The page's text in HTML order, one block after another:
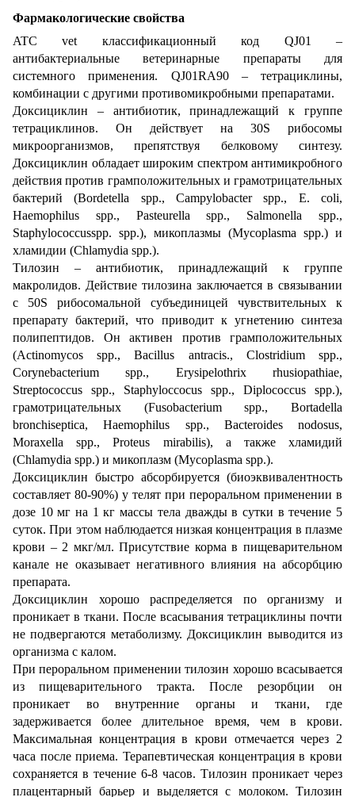
Фармакологические свойства
ATC vet классификационный код QJ01 –
антибактериальные ветеринарные препараты для
системного применения. QJ01RA90 – тетрациклины,
комбинации с другими противомикробными препаратами.
Доксициклин – антибиотик, принадлежащий к группе
тетрациклинов. Он действует на 30S рибосомы
микроорганизмов, препятствуя белковому синтезу.
Доксициклин обладает широким спектром антимикробного
действия против грамположительных и грамотрицательных
бактерий (Bordetella spp., Campylobacter spp., E. coli,
Haemophilus spp., Pasteurella spp., Salmonella spp.,
Staphylococcusspp. spp.), микоплазмы (Mycoplasma spp.) и
хламидии (Chlamydia spp.).
Тилозин – антибиотик, принадлежащий к группе
макролидов. Действие тилозина заключается в связывании
с 50S рибосомальной субъединицей чувствительных к
препарату бактерий, что приводит к угнетению синтеза
полипептидов. Он активен против грамположительных
(Actinomycos spp., Bacillus antracis., Clostridium spp.,
Corynebacterium spp., Erysipelothrix rhusiopathiae,
Streptococcus spp., Staphyloccocus spp., Diplococcus spp.),
грамотрицательных (Fusobacterium spp., Bortadella
bronchiseptica, Haemophilus spp., Bacteroides nodosus,
Moraxella spp., Proteus mirabilis), а также хламидий
(Chlamydia spp.) и микоплазм (Mycoplasma spp.).
Доксициклин быстро абсорбируется (биоэквивалентность
составляет 80-90%) у телят при пероральном применении в
дозе 10 мг на 1 кг массы тела дважды в сутки в течение 5
суток. При этом наблюдается низкая концентрация в плазме
крови – 2 мкг/мл. Присутствие корма в пищеварительном
канале не оказывает негативного влияния на абсорбцию
препарата.
Доксициклин хорошо распределяется по организму и
проникает в ткани. После всасывания тетрациклины почти
не подвергаются метаболизму. Доксициклин выводится из
организма с калом.
При пероральном применении тилозин хорошо всасывается
из пищеварительного тракта. После резорбции он
проникает во внутренние органы и ткани, где
задерживается более длительное время, чем в крови.
Максимальная концентрация в крови отмечается через 2
часа после приема. Терапевтическая концентрация в крови
сохраняется в течение 6-8 часов. Тилозин проникает через
плацентарный барьер и выделяется с молоком. Тилозин